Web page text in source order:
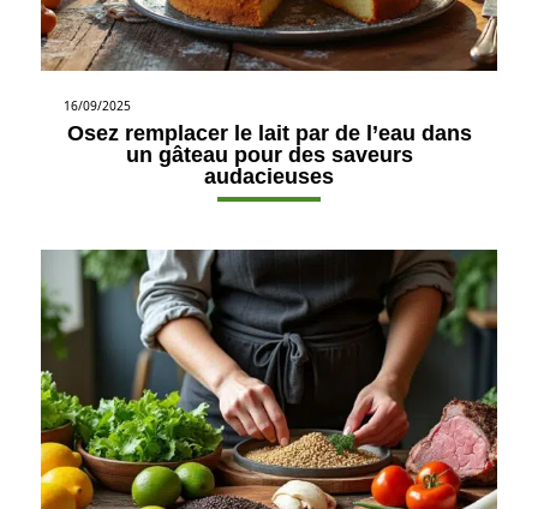
16/09/2025
Osez remplacer le lait par de l’eau dans
un gâteau pour des saveurs
audacieuses